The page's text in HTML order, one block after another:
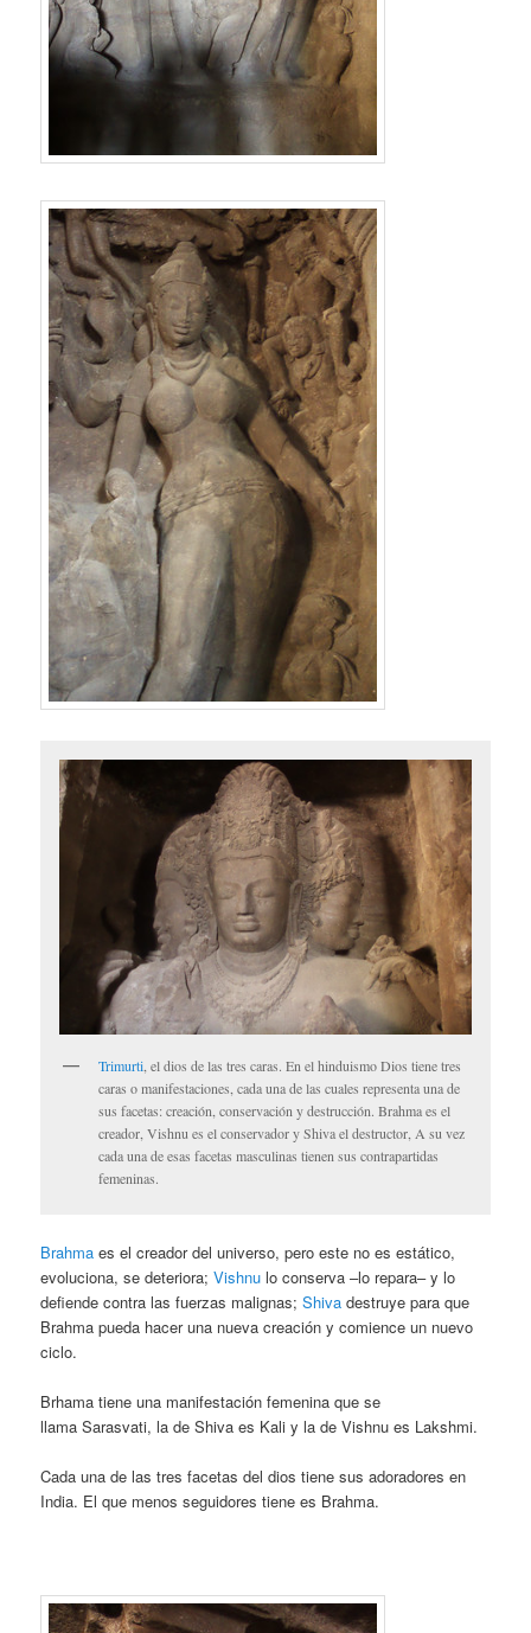
Trimurti , el dios de las tres caras. En el hinduismo Dios tiene tres
caras o manifestaciones, cada una de las cuales representa una de
sus facetas: creación, conservación y destrucción. Brahma es el
creador, Vishnu es el conservador y Shiva el destructor, A su vez
cada una de esas facetas masculinas tienen sus contrapartidas
femeninas.
Brahma es el creador del universo, pero este no es estático,
evoluciona, se deteriora;Vishnu lo conserva –lo repara– y lo
defiende contra las fuerzas malignas;Shiva destruye para que
Brahma pueda hacer una nueva creación y comience un nuevo
ciclo.
Brhama tiene una manifestación femenina que se
llama Sarasvati, la de Shiva es Kali y la de Vishnu es Lakshmi.
Cada una de las tres facetas del dios tiene sus adoradores en
India. El que menos seguidores tiene es Brahma.